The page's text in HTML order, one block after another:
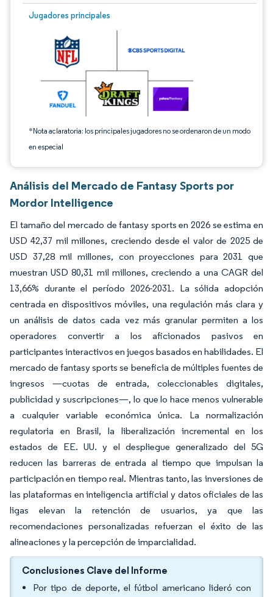
Jugadores principales
*Nota aclaratoria: los principales jugadores no se ordenaron de un modo
en especial
Imagen © Mordor Intelligence. El uso requiere atribución según CC BY 4.0.
Análisis del Mercado de Fantasy Sports por
Mordor Intelligence
El tamaño del mercado de fantasy sports en 2026 se estima en
USD 42,37 mil millones, creciendo desde el valor de 2025 de
USD 37,28 mil millones, con proyecciones para 2031 que
muestran USD 80,31 mil millones, creciendo a una CAGR del
13,66% durante el período 2026-2031. La sólida adopción
centrada en dispositivos móviles, una regulación más clara y
un análisis de datos cada vez más granular permiten a los
operadores convertir a los aficionados pasivos en
participantes interactivos en juegos basados en habilidades. El
mercado de fantasy sports se beneficia de múltiples fuentes de
ingresos —cuotas de entrada, coleccionables digitales,
publicidad y suscripciones—, lo que lo hace menos vulnerable
a cualquier variable económica única. La normalización
regulatoria en Brasil, la liberalización incremental en los
estados de EE. UU. y el despliegue generalizado del 5G
reducen las barreras de entrada al tiempo que impulsan la
participación en tiempo real. Mientras tanto, las inversiones de
las plataformas en inteligencia artificial y datos oficiales de las
ligas elevan la retención de usuarios, ya que las
recomendaciones personalizadas refuerzan el éxito de las
alineaciones y la percepción de imparcialidad.
Conclusiones Clave del Informe
Por tipo de deporte, el fútbol americano lideró con